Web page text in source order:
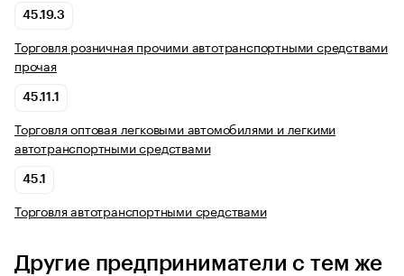
45.19.3
Торговля розничная прочими автотранспортными средствами
прочая
45.11.1
Торговля оптовая легковыми автомобилями и легкими
автотранспортными средствами
45.1
Торговля автотранспортными средствами
Другие предприниматели с тем же